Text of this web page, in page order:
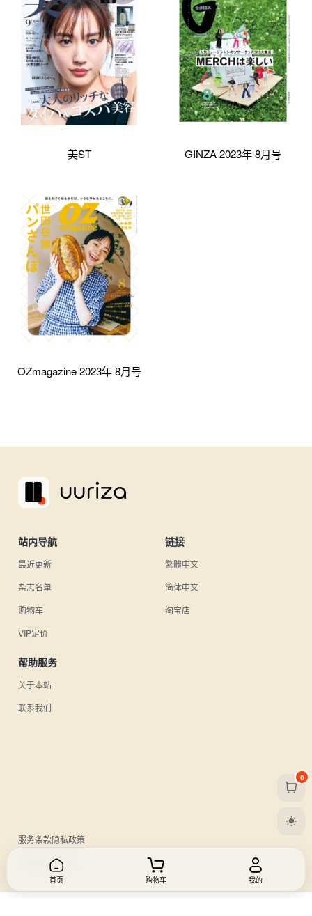
美ST GINZA 2023年 8月号
OZmagazine 2023年 8月号
站内导航
最近更新
杂志名单
购物车
VIP定价
链接
繁體中文
简体中文
淘宝店
帮助服务
关于本站
联系我们
服务条款隐私政策
© 2026 UU日杂.
0
首页 购物车 我的